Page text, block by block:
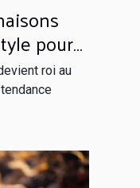
pour
roi au